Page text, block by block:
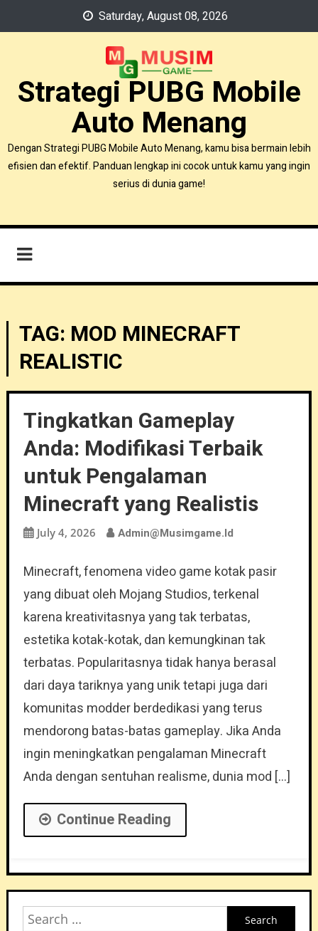
Saturday, August 08, 2026
Strategi PUBG Mobile
Auto Menang
Dengan Strategi PUBG Mobile Auto Menang, kamu bisa bermain lebih
efisien dan efektif. Panduan lengkap ini cocok untuk kamu yang ingin
serius di dunia game!
TAG: MOD MINECRAFT
REALISTIC
Tingkatkan Gameplay
Anda: Modifikasi Terbaik
untuk Pengalaman
Minecraft yang Realistis
July 4, 2026 Admin@musimgame.id
Minecraft, fenomena video game kotak pasir
yang dibuat oleh Mojang Studios, terkenal
karena kreativitasnya yang tak terbatas,
estetika kotak-kotak, dan kemungkinan tak
terbatas. Popularitasnya tidak hanya berasal
dari daya tariknya yang unik tetapi juga dari
komunitas modder berdedikasi yang terus
mendorong batas-batas gameplay. Jika Anda
ingin meningkatkan pengalaman Minecraft
Anda dengan sentuhan realisme, dunia mod […]
Continue Reading
Search